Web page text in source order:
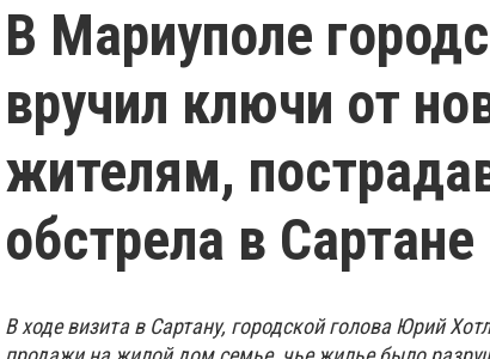
В Мариуполе
вручил ключи от
жителям,
обстрела в
В ходе визита в Сартану, городской голова Юрий